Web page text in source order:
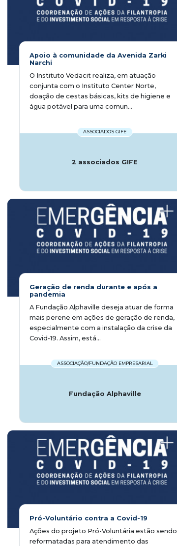
Apoio à comunidade da Avenida Zarki
Narchi
O Instituto Vedacit realiza, em atuação
conjunta com o Instituto Center Norte,
doação de cestas básicas, kits de higiene e
água potável para uma comun...
ASSOCIADOS GIFE
2 associados GIFE
Geração de renda durante e após a
pandemia
A Fundação Alphaville deseja atuar de forma
mais perene em ações de geração de renda,
especialmente com a instalação da crise da
Covid-19. Assim, está...
ASSOCIAÇÃO/FUNDAÇÃO EMPRESARIAL
Fundação Alphaville
Pró-Voluntário contra a Covid-19
Ações do projeto Pró-Voluntária estão sendo
reformatadas para atendimento das